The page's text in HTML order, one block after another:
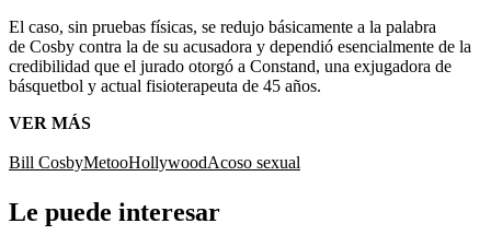
El caso, sin pruebas físicas, se redujo básicamente a la palabra
de Cosby contra la de su acusadora y dependió esencialmente de la
credibilidad que el jurado otorgó a Constand, una exjugadora de
básquetbol y actual fisioterapeuta de 45 años.
VER MÁS
Bill CosbyMetooHollywoodAcoso sexual
Le puede interesar